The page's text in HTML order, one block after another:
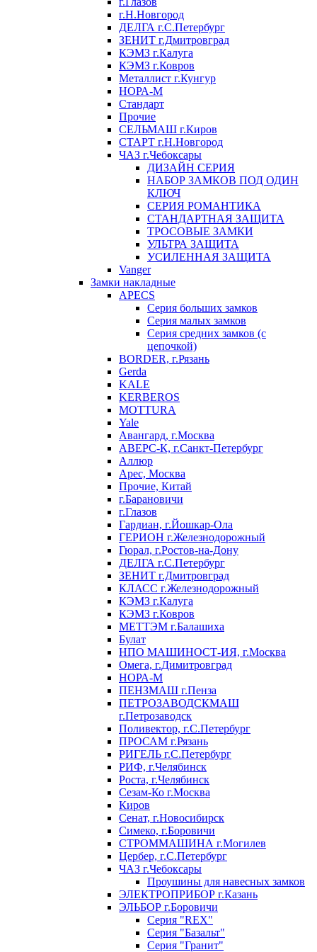
г.Н.Новгород
ДЕЛГА г.С.Петербург
ЗЕНИТ г.Дмитровград
КЭМЗ г.Калуга
КЭМЗ г.Ковров
Металлист г.Кунгур
НОРА-М
Стандарт
Прочие
СЕЛЬМАШ г.Киров
СТАРТ г.Н.Новгород
ЧАЗ г.Чебоксары
ДИЗАЙН СЕРИЯ
НАБОР ЗАМКОВ ПОД ОДИН
КЛЮЧ
СЕРИЯ РОМАНТИКА
СТАНДАРТНАЯ ЗАЩИТА
ТРОСОВЫЕ ЗАМКИ
УЛЬТРА ЗАЩИТА
УСИЛЕННАЯ ЗАЩИТА
Vanger
Замки накладные
APECS
Серия больших замков
Серия малых замков
Серия средних замков (с
цепочкой)
BORDER, г.Рязань
Gerda
KALE
KERBEROS
MOTTURA
Yale
Авангард, г.Москва
АВЕРС-К, г.Санкт-Петербург
Аллюр
Арес, Москва
Прочие, Китай
г.Барановичи
г.Глазов
Гардиан, г.Йошкар-Ола
ГЕРИОН г.Железнодорожный
Гюрал, г.Ростов-на-Дону
ДЕЛГА г.С.Петербург
ЗЕНИТ г.Дмитровград
КЛАСС г.Железнодорожный
КЭМЗ г.Калуга
КЭМЗ г.Ковров
МЕТТЭМ г.Балашиха
Булат
НПО МАШИНОСТ-ИЯ, г.Москва
Омега, г.Димитровград
НОРА-М
ПЕНЗМАШ г.Пенза
ПЕТРОЗАВОДСКМАШ
г.Петрозаводск
Поливектор, г.С.Петербург
ПРОСАМ г.Рязань
РИГЕЛЬ г.С.Петербург
РИФ, г.Челябинск
Роста, г.Челябинск
Сезам-Ко г.Москва
Киров
Сенат, г.Новосибирск
Симеко, г.Боровичи
СТРОММАШИНА г.Могилев
Цербер, г.С.Петербург
ЧАЗ г.Чебоксары
Проушины для навесных замков
ЭЛЕКТРОПРИБОР г.Казань
ЭЛЬБОР г.Боровичи
Серия "REX"
Серия "Базальт"
Серия "Гранит"